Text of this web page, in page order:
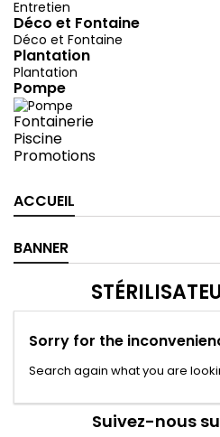
Entretien
Déco et Fontaine
Déco et Fontaine
Plantation
Plantation
Pompe
Fontainerie
Piscine
Promotions
ACCUEIL
BANNER
Sorry for the
Search again what you are
Suivez-nous